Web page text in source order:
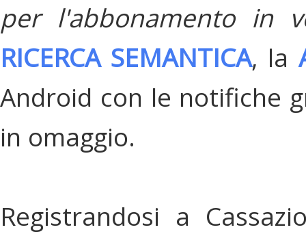
per l'abbonamento in
RICERCA SEMANTICA, la
Android con le notifiche
in omaggio.
Registrandosi a